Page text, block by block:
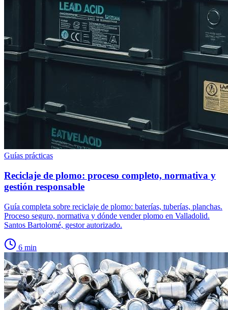
Guías prácticas
Reciclaje de plomo: proceso completo, normativa y
gestión responsable
Guía completa sobre reciclaje de plomo: baterías, tuberías, planchas.
Proceso seguro, normativa y dónde vender plomo en Valladolid.
Santos Bartolomé, gestor autorizado.
6 min